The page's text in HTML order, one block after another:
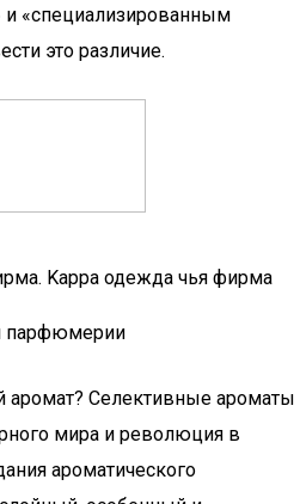
«специализированным
это различие.
Kappa одежда чья фирма
парфюмерии
аромат? Селективные ароматы
мира и революция в
ароматического